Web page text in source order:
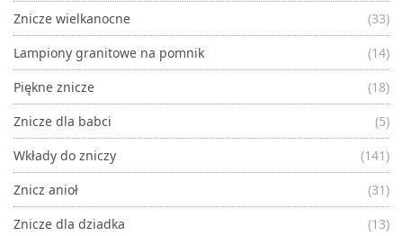
Znicze wielkanocne
(33)
Lampiony granitowe na pomnik
(14)
Piękne znicze
(18)
Znicze dla babci
(5)
Wkłady do zniczy
(141)
Znicz anioł
(31)
Znicze dla dziadka
(13)